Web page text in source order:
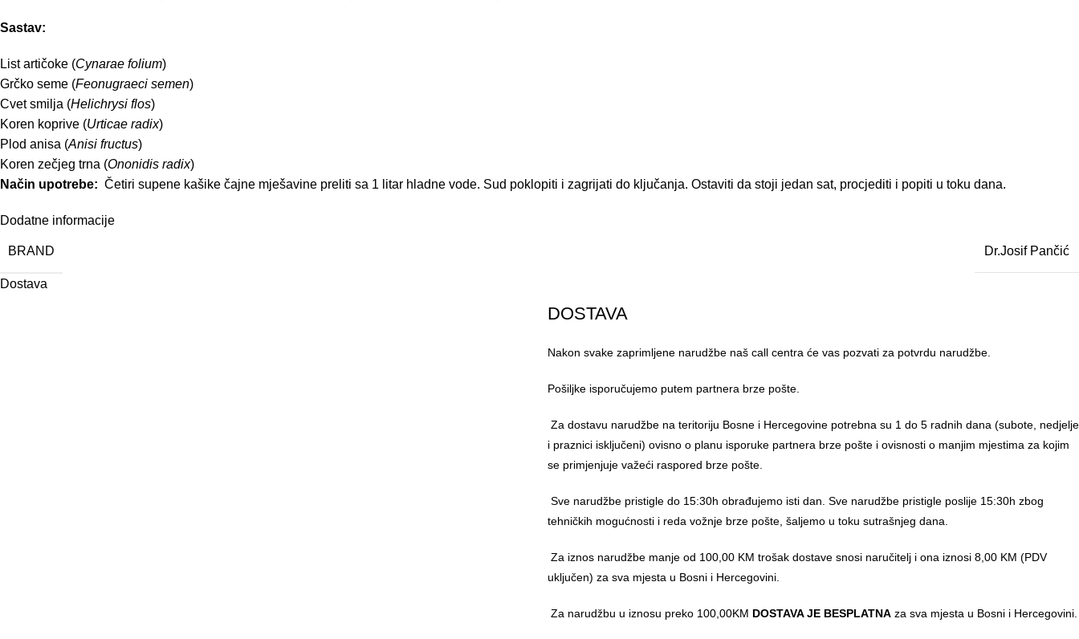
Sastav:
List artičoke (Cynarae folium)
Grčko seme (Feonugraeci semen)
Cvet smilja (Helichrysi flos)
Koren koprive (Urticae radix)
Plod anisa (Anisi fructus)
Koren zečjeg trna (Ononidis radix)
Način upotrebe: Četiri supene kašike čajne mješavine preliti sa 1 litar hladne vode. Sud poklopiti i zagrijati do ključanja. Ostaviti da stoji jedan sat, procjediti i popiti u toku dana.
Dodatne informacije
BRAND Dr.Josif Pančić
Dostava
DOSTAVA
Nakon svake zaprimljene narudžbe naš call centra će vas pozvati za potvrdu narudžbe.
Pošiljke isporučujemo putem partnera brze pošte.
Za dostavu narudžbe na teritoriju Bosne i Hercegovine potrebna su 1 do 5 radnih dana (subote, nedjelje
i praznici isključeni) ovisno o planu isporuke partnera brze pošte i ovisnosti o manjim mjestima za kojim
se primjenjuje važeći raspored brze pošte.
Sve narudžbe pristigle do 15:30h obrađujemo isti dan. Sve narudžbe pristigle poslije 15:30h zbog
tehničkih mogućnosti i reda vožnje brze pošte, šaljemo u toku sutrašnjeg dana.
Za iznos narudžbe manje od 100,00 KM trošak dostave snosi naručitelj i ona iznosi 8,00 KM (PDV
uključen) za sva mjesta u Bosni i Hercegovini.
Za narudžbu u iznosu preko 100,00KM DOSTAVA JE BESPLATNA za sva mjesta u Bosni i Hercegovini.